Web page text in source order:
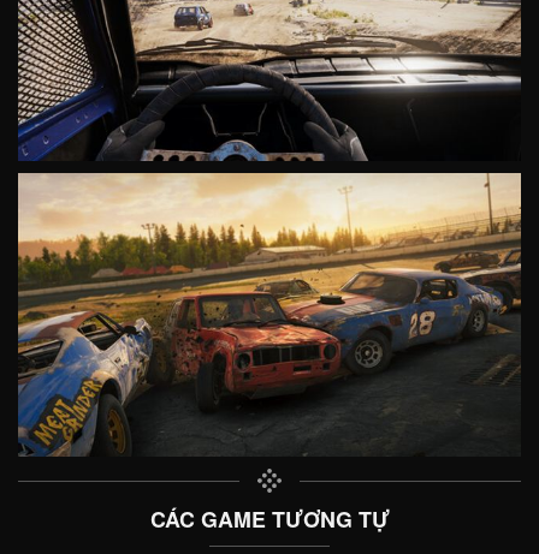
CÁC GAME TƯƠNG TỰ